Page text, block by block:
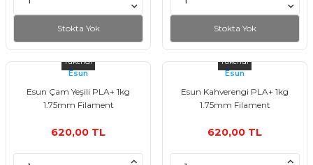
Stokta Yok Stokta Yok
Tükendi
Esun
Esun Çam Yeşili PLA+ 1kg
1.75mm Filament
620,00 TL
Tükendi
Esun
Esun Kahverengi PLA+ 1kg
1.75mm Filament
620,00 TL